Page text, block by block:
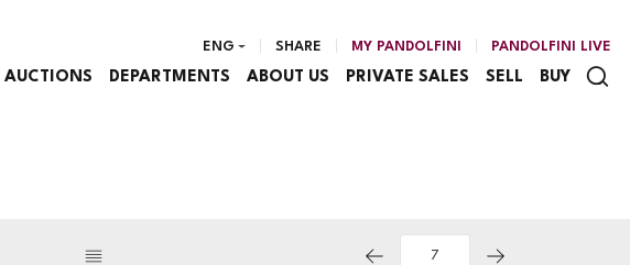
ENG SHARE MY PANDOLFINI PANDOLFINI LIVE
AUCTIONS DEPARTMENTS ABOUT US PRIVATE SALES SELL BUY